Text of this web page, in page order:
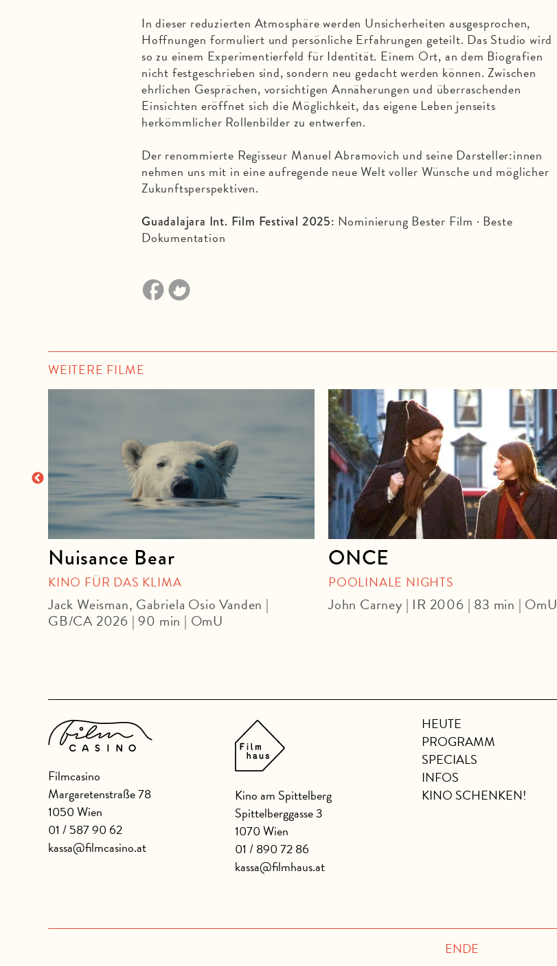
In dieser reduzierten Atmosphäre werden Unsicherheiten ausgesprochen,
Hoffnungen formuliert und persönliche Erfahrungen geteilt. Das Studio wird
so zu einem Experimentierfeld für Identität. Einem Ort, an dem Biografien
nicht festgeschrieben sind, sondern neu gedacht werden können. Zwischen
ehrlichen Gesprächen, vorsichtigen Annäherungen und überraschenden
Einsichten eröffnet sich die Möglichkeit, das eigene Leben jenseits
herkömmlicher Rollenbilder zu entwerfen.
Der renommierte Regisseur Manuel Abramovich und seine Darsteller:innen
nehmen uns mit in eine aufregende neue Welt voller Wünsche und möglicher
Zukunftsperspektiven.
Guadalajara Int. Film Festival 2025: Nominierung Bester Film · Beste
Dokumentation
WEITERE FILME
Nuisance Bear
KINO FÜR DAS KLIMA
Jack Weisman, Gabriela Osio Vanden |
GB/CA 2026 | 90 min | OmU
ONCE
POOLINALE NIGHTS
John Carney | IR 2006 | 83 min | OmU
Filmcasino
Margaretenstraße 78
1050 Wien
01 / 587 90 62
kassa@filmcasino.at
Kino am Spittelberg
Spittelberggasse 3
1070 Wien
01 / 890 72 86
kassa@filmhaus.at
HEUTE
PROGRAMM
SPECIALS
INFOS
KINO SCHENKEN!
ENDE